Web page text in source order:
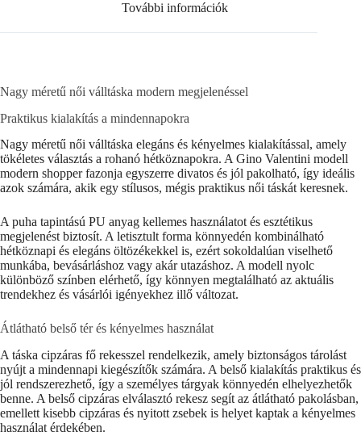
További információk
Nagy méretű női válltáska modern megjelenéssel
Praktikus kialakítás a mindennapokra
Nagy méretű női válltáska elegáns és kényelmes kialakítással, amely
tökéletes választás a rohanó hétköznapokra. A Gino Valentini modell
modern shopper fazonja egyszerre divatos és jól pakolható, így ideális
azok számára, akik egy stílusos, mégis praktikus női táskát keresnek.
A puha tapintású PU anyag kellemes használatot és esztétikus
megjelenést biztosít. A letisztult forma könnyedén kombinálható
hétköznapi és elegáns öltözékekkel is, ezért sokoldalúan viselhető
munkába, bevásárláshoz vagy akár utazáshoz. A modell nyolc
különböző színben elérhető, így könnyen megtalálható az aktuális
trendekhez és vásárlói igényekhez illő változat.
Átlátható belső tér és kényelmes használat
A táska cipzáras fő rekesszel rendelkezik, amely biztonságos tárolást
nyújt a mindennapi kiegészítők számára. A belső kialakítás praktikus és
jól rendszerezhető, így a személyes tárgyak könnyedén elhelyezhetők
benne. A belső cipzáras elválasztó rekesz segít az átlátható pakolásban,
emellett kisebb cipzáras és nyitott zsebek is helyet kaptak a kényelmes
használat érdekében.